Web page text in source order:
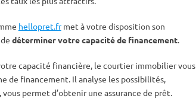
hellopret.frmet à votre disposition son
déterminer votre capacité de financement.
capacité financière, le courtier immobilier vous
de financement. Il analyse les possibilités,
permet d’obtenir une assurance de prêt.